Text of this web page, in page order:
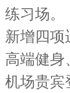
练习场。
新增四项
高端健身
机场贵宾